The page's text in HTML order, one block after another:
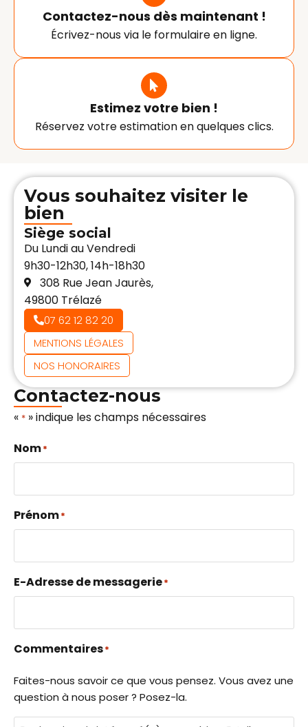
Contactez-nous dès maintenant !
Écrivez-nous via le formulaire en ligne.
Estimez votre bien !
Réservez votre estimation en quelques clics.
Vous souhaitez visiter le
bien
Siège social
Du Lundi au Vendredi
9h30-12h30, 14h-18h30
308 Rue Jean Jaurès,
49800 Trélazé
07 62 12 82 20
MENTIONS LÉGALES
NOS HONORAIRES
Contactez-nous
« * » indique les champs nécessaires
Nom*
Prénom*
E-Adresse de messagerie*
Commentaires*
Faites-nous savoir ce que vous pensez. Vous avez une
question à nous poser ? Posez-la.